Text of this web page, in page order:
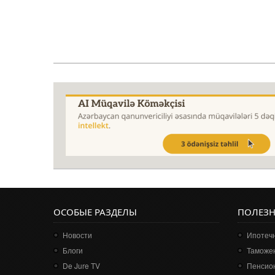
ОСОБЫЕ РАЗДЕЛЫ
Новости
Блоги
De Jure TV